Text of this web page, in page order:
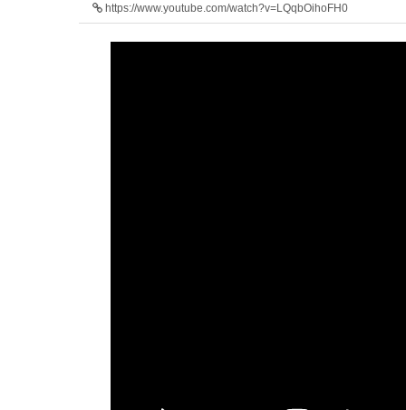
https://www.youtube.com/watch?v=LQqbOihoFH0